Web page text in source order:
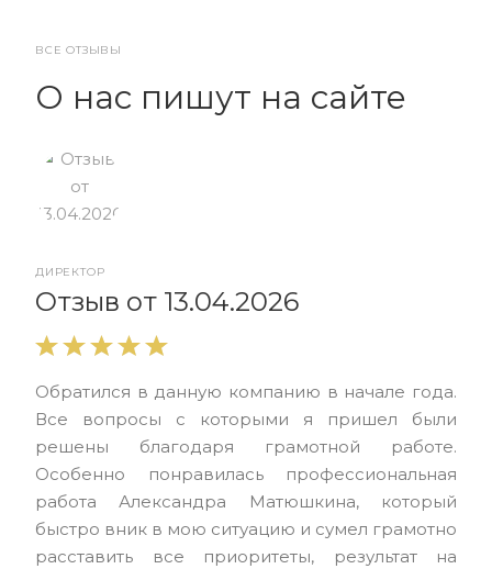
ВСЕ ОТЗЫВЫ
О нас пишут на сайте
ДИРЕКТОР
Отзыв от 13.04.2026
Обратился в данную компанию в начале года.
Все вопросы с которыми я пришел были
решены благодаря грамотной работе.
Особенно понравилась профессиональная
работа Александра Матюшкина, который
быстро вник в мою ситуацию и сумел грамотно
расставить все приоритеты, результат на